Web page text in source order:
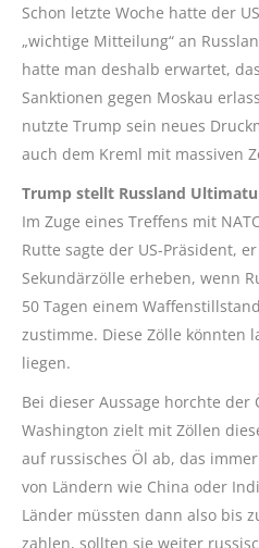
Schon letzte Woche hatte der
„wichtige Mitteilung“ an
hatte man deshalb erwartet,
Sanktionen gegen Moskau
nutzte Trump sein neues
auch dem Kreml mit massiven
Trump stellt Russland
Im Zuge eines Treffens mit
Rutte sagte der US-Präsident,
Sekundärzölle erheben, wenn
50 Tagen einem
zustimme. Diese Zölle könnten
liegen.
Bei dieser Aussage horchte der
Washington zielt mit Zöllen
auf russisches Öl ab, das
von Ländern wie China oder
Länder müssten dann also bis
zahlen, sollten sie weiter